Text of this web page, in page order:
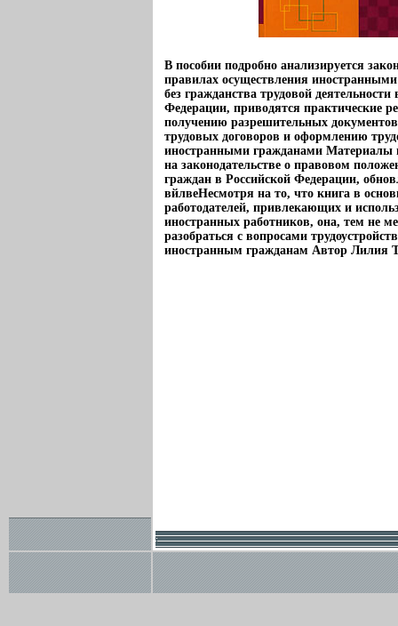
В пособии подробно анализируется
правилах осуществления
без гражданства трудовой деятельности
Федерации, приводятся практические
получению разрешительных
трудовых договоров и оформлению
иностранными гражданами Материалы
на законодательстве о правовом
граждан в Российской Федерации,
вйлвеНесмотря на то, что книга в
работодателей, привлекающих и
иностранных работников, она, тем не
разобраться с вопросами
иностранным гражданам Автор Лилия